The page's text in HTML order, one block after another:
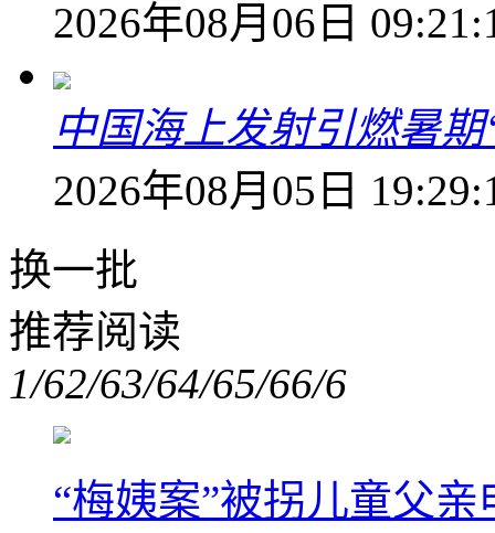
2026年08月06日
中国海上发射引燃暑
2026年08月05日
换一批
推荐阅读
1/62/63/64/65/66/6
“梅姨案”被拐儿童父